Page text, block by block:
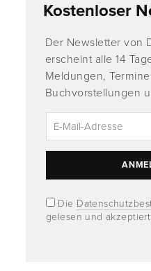
Kostenloser
Der Newsletter von
erscheint alle 14
Meldungen,
Buchvorstellungen
Die
gelesen und akzeptiert.